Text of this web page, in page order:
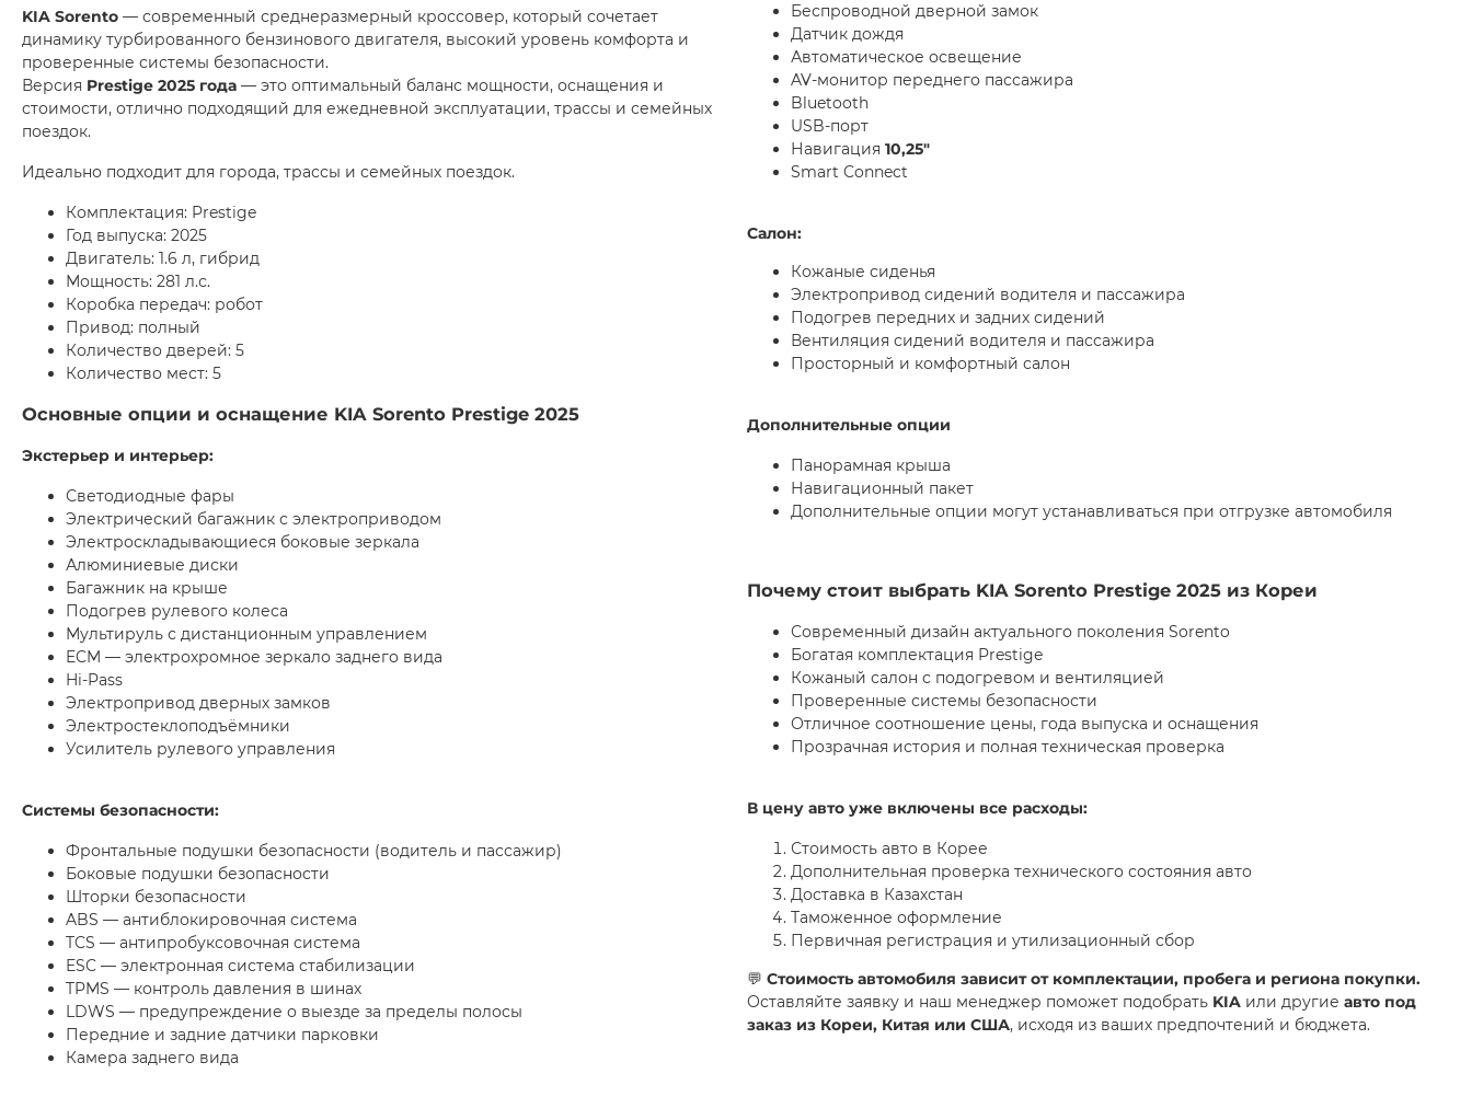
KIA Sorento — современный среднеразмерный кроссовер, который сочетает
динамику турбированного бензинового двигателя, высокий уровень комфорта и
проверенные системы безопасности.
Версия Prestige 2025 года — это оптимальный баланс мощности, оснащения и
стоимости, отлично подходящий для ежедневной эксплуатации, трассы и семейных
поездок.
Идеально подходит для города, трассы и семейных поездок.
Комплектация: Prestige
Год выпуска: 2025
Двигатель: 1.6 л, гибрид
Мощность: 281 л.с.
Коробка передач: робот
Привод: полный
Количество дверей: 5
Количество мест: 5
Основные опции и оснащение KIA Sorento Prestige 2025
Экстерьер и интерьер:
Светодиодные фары
Электрический багажник с электроприводом
Электроскладывающиеся боковые зеркала
Алюминиевые диски
Багажник на крыше
Подогрев рулевого колеса
Мультируль с дистанционным управлением
ECM — электрохромное зеркало заднего вида
Hi-Pass
Электропривод дверных замков
Электростеклоподъёмники
Усилитель рулевого управления
Системы безопасности:
Фронтальные подушки безопасности (водитель и пассажир)
Боковые подушки безопасности
Шторки безопасности
ABS — антиблокировочная система
TCS — антипробуксовочная система
ESC — электронная система стабилизации
TPMS — контроль давления в шинах
LDWS — предупреждение о выезде за пределы полосы
Передние и задние датчики парковки
Камера заднего вида
Беспроводной дверной замок
Датчик дождя
Автоматическое освещение
AV-монитор переднего пассажира
Bluetooth
USB-порт
Навигация 10,25"
Smart Connect
Салон:
Кожаные сиденья
Электропривод сидений водителя и пассажира
Подогрев передних и задних сидений
Вентиляция сидений водителя и пассажира
Просторный и комфортный салон
Дополнительные опции
Панорамная крыша
Навигационный пакет
Дополнительные опции могут устанавливаться при отгрузке автомобиля
Почему стоит выбрать KIA Sorento Prestige 2025 из Кореи
Современный дизайн актуального поколения Sorento
Богатая комплектация Prestige
Кожаный салон с подогревом и вентиляцией
Проверенные системы безопасности
Отличное соотношение цены, года выпуска и оснащения
Прозрачная история и полная техническая проверка
В цену авто уже включены все расходы:
Стоимость авто в Корее
Дополнительная проверка технического состояния авто
Доставка в Казахстан
Таможенное оформление
Первичная регистрация и утилизационный сбор
💬 Стоимость автомобиля зависит от комплектации, пробега и региона покупки.
Оставляйте заявку и наш менеджер поможет подобрать KIA или другие авто под
заказ из Кореи, Китая или США, исходя из ваших предпочтений и бюджета.